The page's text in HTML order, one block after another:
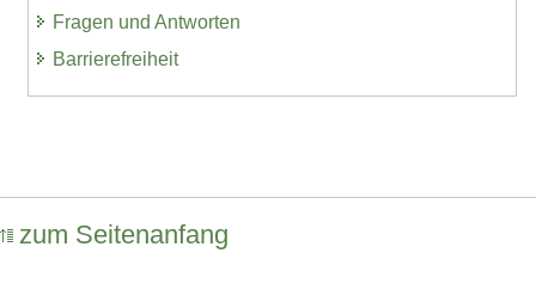
Fragen und Antworten
Barrierefreiheit
zum Seitenanfang